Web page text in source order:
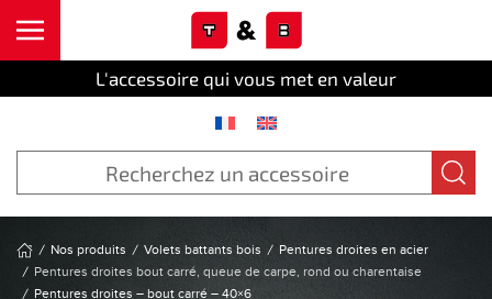
L'accessoire qui vous met en valeur
Nos produits Volets battants bois
Pentures droites en acier
Pentures droites bout carré, queue de carpe, rond ou charentaise
Pentures droites – bout carré – 40×6
Cookies management panel